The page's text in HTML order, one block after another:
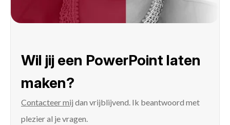
Wil jij een PowerPoint laten
maken?
Contacteer mij dan vrijblijvend. Ik beantwoord met
plezier al je vragen.